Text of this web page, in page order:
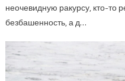
неочевидную ракурсу, кто-то
безбашенность, а д…